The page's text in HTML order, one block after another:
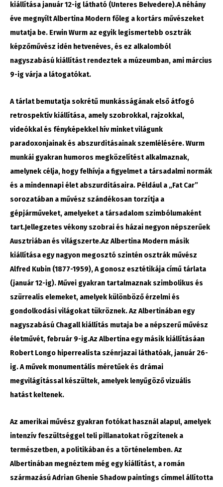
kiállítása január 12-ig látható (Unteres Belvedere).A néhány
éve megnyílt Albertina Modern főleg a kortárs művészeket
mutatja be. Erwin Wurm az egyik legismertebb osztrák
képzőművész idén hetvenéves, és ez alkalomból
nagyszabású kiállítást rendeztek a múzeumban, ami március
9-ig várja a látogatókat.
A tárlat bemutatja sokrétű munkásságának első átfogó
retrospektív kiállítása, amely szobrokkal, rajzokkal,
videókkal és fényképekkel hív minket világunk
paradoxonjainak és abszurditásainak szemlélésére. Wurm
munkái gyakran humoros megközelítést alkalmaznak,
amelynek célja, hogy felhívja a figyelmet a társadalmi normák
és a mindennapi élet abszurditásaira. Például a „Fat Car”
sorozatában a művész szándékosan torzítja a
gépjárműveket, amelyeket a társadalom szimbólumaként
tart.Jellegzetes vékony szobrai és házai negyon népszerűek
Ausztriában és világszerte.Az Albertina Modern másik
kiállítása egy nagyon megosztó szintén osztrák művész
Alfred Kubin (1877-1959), A gonosz esztétikája című tárlata
(január 12-ig). Művei gyakran tartalmaznak szimbolikus és
szürrealis elemeket, amelyek különböző érzelmi és
gondolkodási világokat tükröznek. Az Albertinában egy
nagyszabású Chagall kiállítás mutaja be a népszerű művész
életművét, február 9-ig.Az Albertina egy másik kiállításáan
Robert Longo hiperrealista szénrjazai láthatóak, január 26-
ig. A művek monumentális méretűek és drámai
megvilágítással készültek, amelyek lenyűgöző vizuális
hatást keltenek.
Az amerikai művész gyakran fotókat használ alapul, amelyek
intenzív feszültséggel teli pillanatokat rögzítenek a
természetben, a politikában és a történelemben. Az
Albertinában megnéztem még egy kiállítást, a román
származású Adrian Ghenie Shadow paintings címmel állította